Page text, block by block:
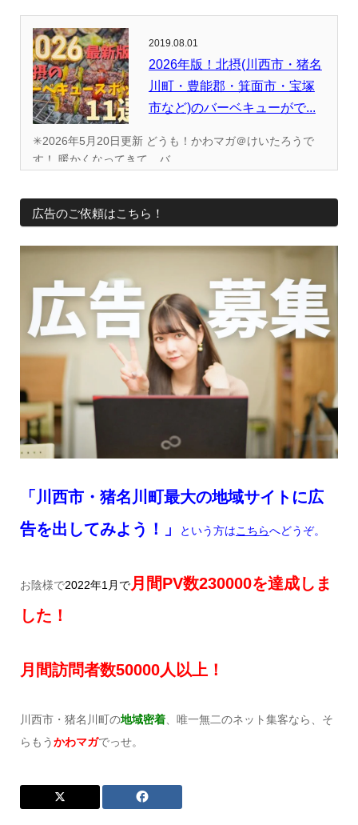
2019.08.01
2026年版！北摂(川西市・猪名
川町・豊能郡・箕面市・宝塚
市など)のバーベキューがで...
✳︎2026年5月20日更新 どうも！かわマガ＠けいたろうで
す！ 暖かくなってきて、バ...
広告のご依頼はこちら！
「川西市・猪名川町最大の地域サイトに広
告を出してみよう！」
という方はこちらへどうぞ。
お陰様で2022年1月で月間PV数230000を達成しま
した！
月間訪問者数50000人以上！
川西市・猪名川町の地域密着、唯一無二のネット集客なら、そ
らもうかわマガでっせ。